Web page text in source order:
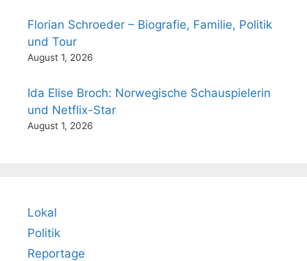
Florian Schroeder – Biografie, Familie, Politik
und Tour
August 1, 2026
Ida Elise Broch: Norwegische Schauspielerin
und Netflix-Star
August 1, 2026
Lokal
Politik
Reportage